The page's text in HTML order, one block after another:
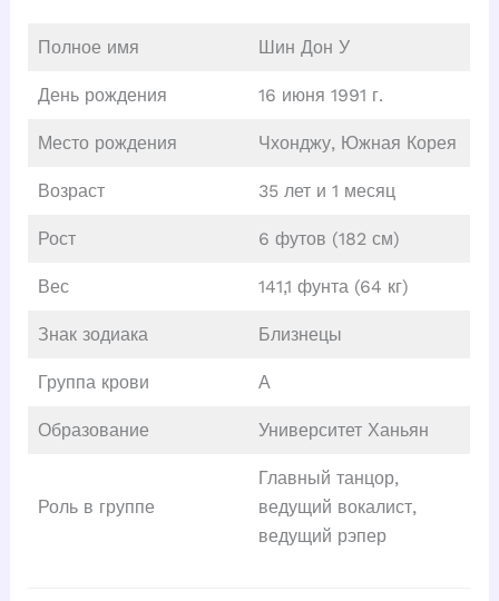
Полное имя Шин Дон У
День рождения 16 июня 1991 г.
Место рождения Чхонджу, Южная Корея
Возраст 35 лет и 1 месяц
Рост 6 футов (182 см)
Вес 141,1 фунта (64 кг)
Знак зодиака Близнецы
Группа крови А
Образование Университет Ханьян
Роль в группе
Главный танцор,
ведущий вокалист,
ведущий рэпер